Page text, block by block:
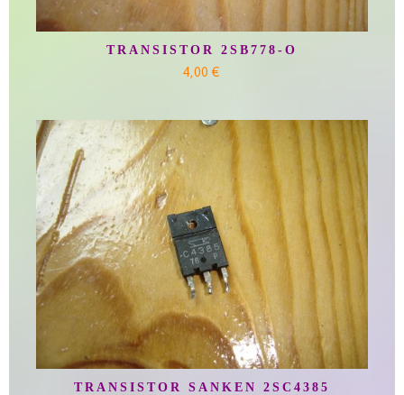
TRANSISTOR 2SB778-O
4,00 €
TRANSISTOR SANKEN 2SC4385